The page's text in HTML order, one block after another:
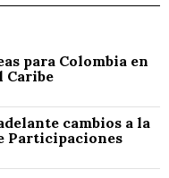
para Colombia en
Caribe
cambios a la
Participaciones